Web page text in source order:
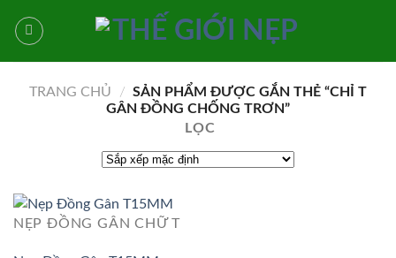
qua
TRANG CHỦ
/ SẢN PHẨM ĐƯỢC GẮN THẺ “CHỈ T
GÂN ĐỒNG CHỐNG TRƠN”
LỌC
NẸP ĐỒNG GÂN CHỮ T